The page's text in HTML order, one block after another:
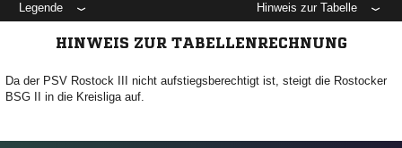
Legende Hinweis zur Tabelle
HINWEIS ZUR TABELLENRECHNUNG
Da der PSV Rostock III nicht aufstiegsberechtigt ist, steigt die Rostocker
BSG II in die Kreisliga auf.